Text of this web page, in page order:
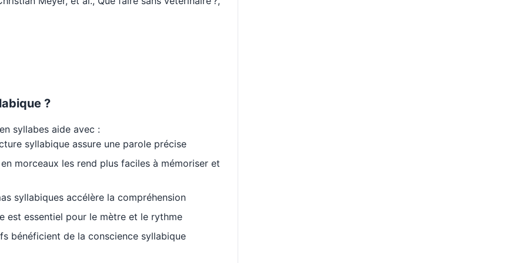
?
syllabes aide avec :
syllabique assure une parole précise
morceaux les rend plus faciles à mémoriser et
syllabiques accélère la compréhension
essentiel pour le mètre et le rythme
bénéficient de la conscience syllabique